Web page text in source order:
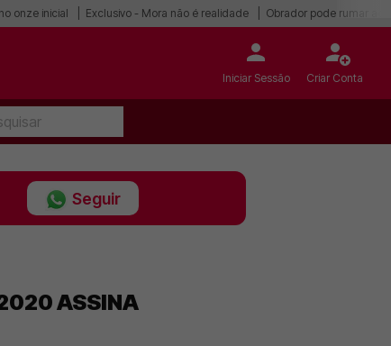
onze inicial Exclusivo - Mora não é realidade Obrador pode rumar ao
Iniciar Sessão Criar Conta
Seguir
ASSINA